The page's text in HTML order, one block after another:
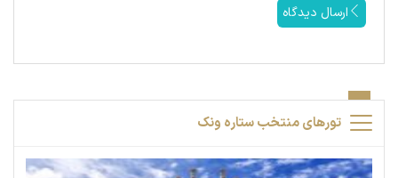
ارسال دیدگاه
تورهای منتخب ستاره ونک